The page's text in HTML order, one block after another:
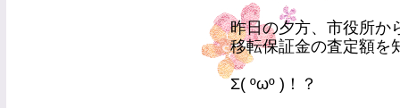
昨日の夕方、市役所か
移転保証金の査定額を
Σ( ºωº )！？